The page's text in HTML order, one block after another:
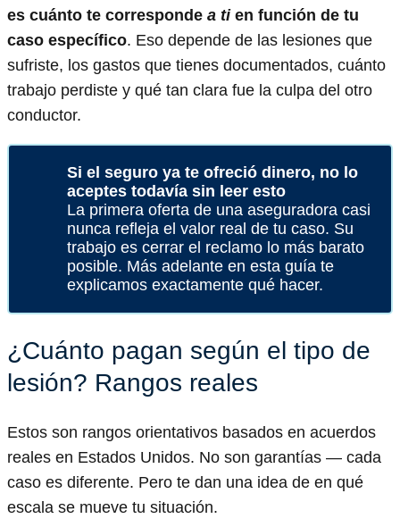
es cuánto te corresponde a tien función de tu
caso específico. Eso depende de las lesiones que
sufriste, los gastos que tienes documentados, cuánto
trabajo perdiste y qué tan clara fue la culpa del otro
conductor.
Si el seguro ya te ofreció dinero, no lo
aceptes todavía sin leer esto
La primera oferta de una aseguradora casi
nunca refleja el valor real de tu caso. Su
trabajo es cerrar el reclamo lo más barato
posible. Más adelante en esta guía te
explicamos exactamente qué hacer.
¿Cuánto pagan según el tipo de
lesión? Rangos reales
Estos son rangos orientativos basados en acuerdos
reales en Estados Unidos. No son garantías — cada
caso es diferente. Pero te dan una idea de en qué
escala se mueve tu situación.